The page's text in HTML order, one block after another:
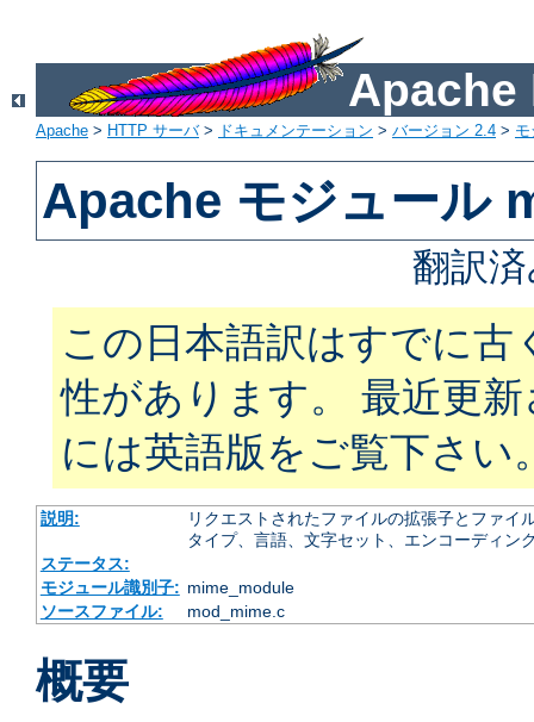
Apache
Apache > HTTP サーバ> ドキュメンテーション > バージョン 2.4 >
Apache モジュール
翻訳
この日本語訳はすでに古
性があります。 最近更
には英語版をご覧下さい
説明:
リクエストされたファイルの拡張子とファ
タイプ、言語、文字セット、エンコーディン
ステータス:
モジュール識別子: mime_module
ソースファイル:
mod_mime.c
概要